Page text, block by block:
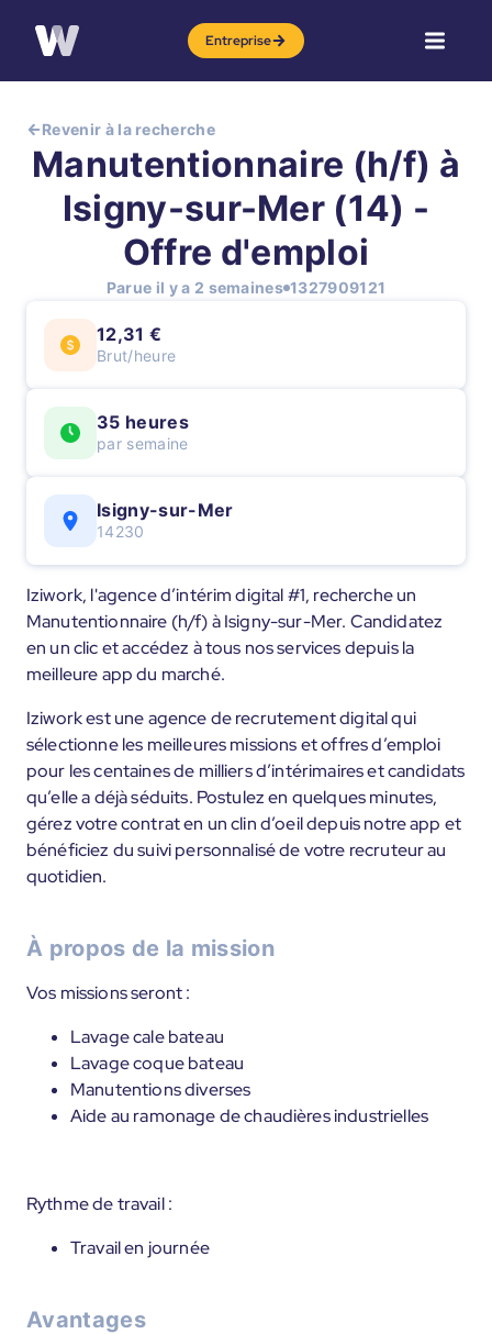
Entreprise
Revenir à la recherche
Manutentionnaire (h/f) à
Isigny-sur-Mer (14) -
Offre d'emploi
Parue il y a 2 semaines 1327909121
12,31 €
Brut/heure
35 heures
par semaine
Isigny-sur-Mer
14230
Iziwork, l'agence d’intérim digital #1, recherche un
Manutentionnaire (h/f) à Isigny-sur-Mer. Candidatez
en un clic et accédez à tous nos services depuis la
meilleure app du marché.
Iziwork est une agence de recrutement digital qui
sélectionne les meilleures missions et offres d’emploi
pour les centaines de milliers d’intérimaires et candidats
qu’elle a déjà séduits. Postulez en quelques minutes,
gérez votre contrat en un clin d’oeil depuis notre app et
bénéficiez du suivi personnalisé de votre recruteur au
quotidien.
À propos de la mission
Vos missions seront :
Lavage cale bateau
Lavage coque bateau
Manutentions diverses
Aide au ramonage de chaudières industrielles
Rythme de travail :
Travail en journée
Avantages